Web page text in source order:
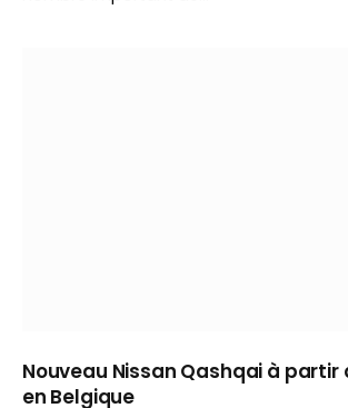
Nouveau Nissan Qashqai à partir
en Belgique